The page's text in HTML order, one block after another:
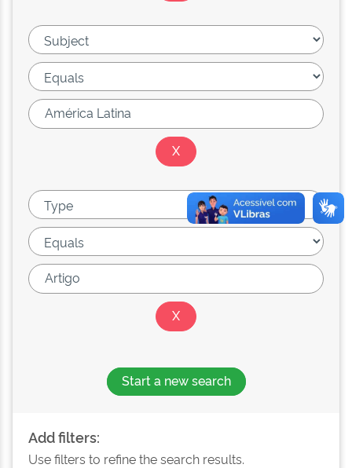
Start a new search
Add filters:
Use filters to refine the search results.